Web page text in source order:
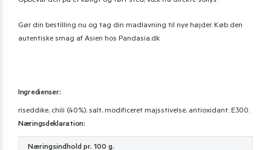
Gør din bestilling nu og tag din madlavning til nye højder. Køb den
autentiske smag af Asien hos Pandasia.dk
Ingredienser:
riseddike, chili (40%), salt, modificeret majsstivelse, antioxidant: E300.
Næringsdeklaration:
Næringsindhold pr. 100 g.